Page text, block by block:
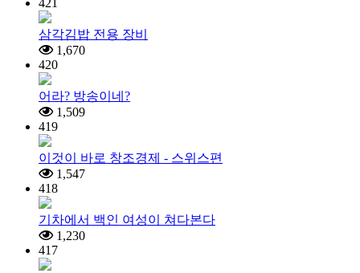
421
삼각김밥 전용 장비
1,670
420
어라? 방송이네?
1,509
419
이것이 바로 창조경제 - 스위스편
1,547
418
기차에서 백인 여성이 쳐다본다
1,230
417